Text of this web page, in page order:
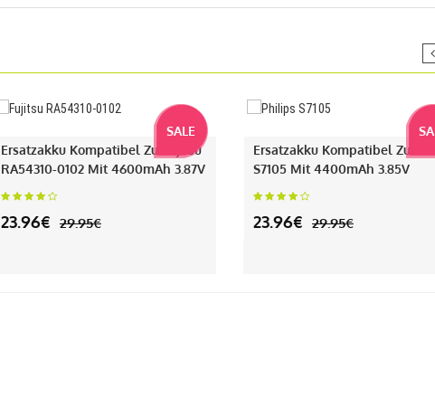
SALE
Ersatzakku Kompatibel Zu Fujitsu
RA54310-0102 Mit 4600mAh 3.87V
23.96€ 29.95€
Ersatzakku Kompatibel Zu
S7105 Mit 4400mAh 3.85V
23.96€ 29.95€